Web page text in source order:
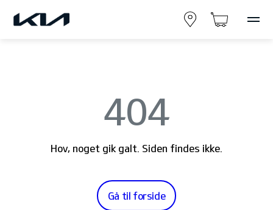
404
Hov, noget gik galt. Siden findes ikke.
Gå til forside